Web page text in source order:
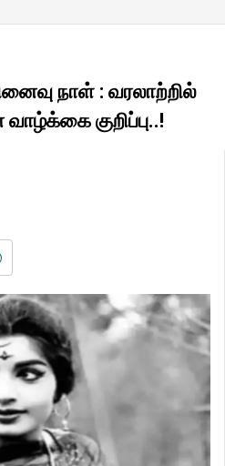
நாள் : வரலாற்றில்
குறிப்பு..!